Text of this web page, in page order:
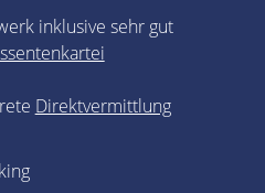
inklusive sehr gut
Direktvermittlung